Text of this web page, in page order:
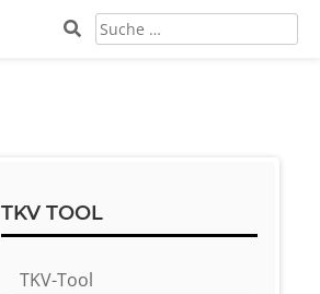
SUCHE
NACH:
TKV TOOL
TKV-Tool